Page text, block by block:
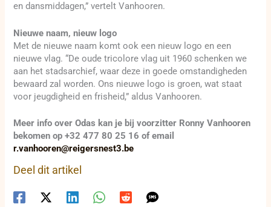
en dansmiddagen,” vertelt Vanhooren.
Nieuwe naam, nieuw logo
Met de nieuwe naam komt ook een nieuw logo en een
nieuwe vlag. “De oude tricolore vlag uit 1960 schenken we
aan het stadsarchief, waar deze in goede omstandigheden
bewaard zal worden. Ons nieuwe logo is groen, wat staat
voor jeugdigheid en frisheid,” aldus Vanhooren.
Meer info over Odas kan je bij voorzitter Ronny Vanhooren
bekomen op +32 477 80 25 16 of email
r.vanhooren@reigersnest3.be
Deel dit artikel